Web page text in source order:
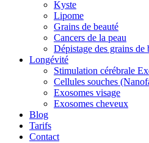
Kyste
Lipome
Grains de beauté
Cancers de la peau
Dépistage des grains de
Longévité
Stimulation cérébrale
Cellules souches
Exosomes visage
Exosomes cheveux
Blog
Tarifs
Contact